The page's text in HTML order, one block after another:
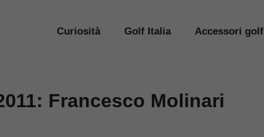
Curiosità Golf Italia Accessori golf
Francesco Molinari